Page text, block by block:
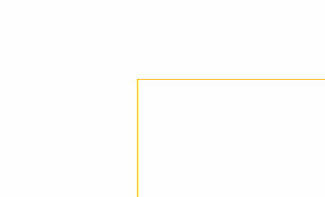
コンタミネーション